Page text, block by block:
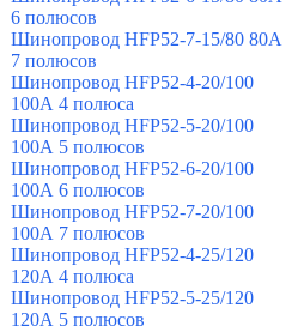
6 полюсов
Шинопровод HFP52-7-15/80 80А
7 полюсов
Шинопровод HFP52-4-20/100
100А 4 полюса
Шинопровод HFP52-5-20/100
100А 5 полюсов
Шинопровод HFP52-6-20/100
100А 6 полюсов
Шинопровод HFP52-7-20/100
100А 7 полюсов
Шинопровод HFP52-4-25/120
120А 4 полюса
Шинопровод HFP52-5-25/120
120А 5 полюсов